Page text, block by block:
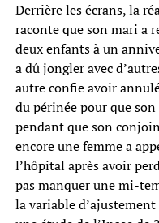
Derrière les écrans, la
raconte que son mari a
deux enfants à un
a dû jongler avec
autre confie avoir
du périnée pour que
pendant que son
encore une femme a
l’hôpital après avoir
pas manquer une mi-
la variable